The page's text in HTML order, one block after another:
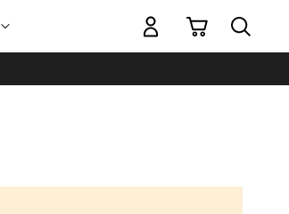
Moneda Mi carrito